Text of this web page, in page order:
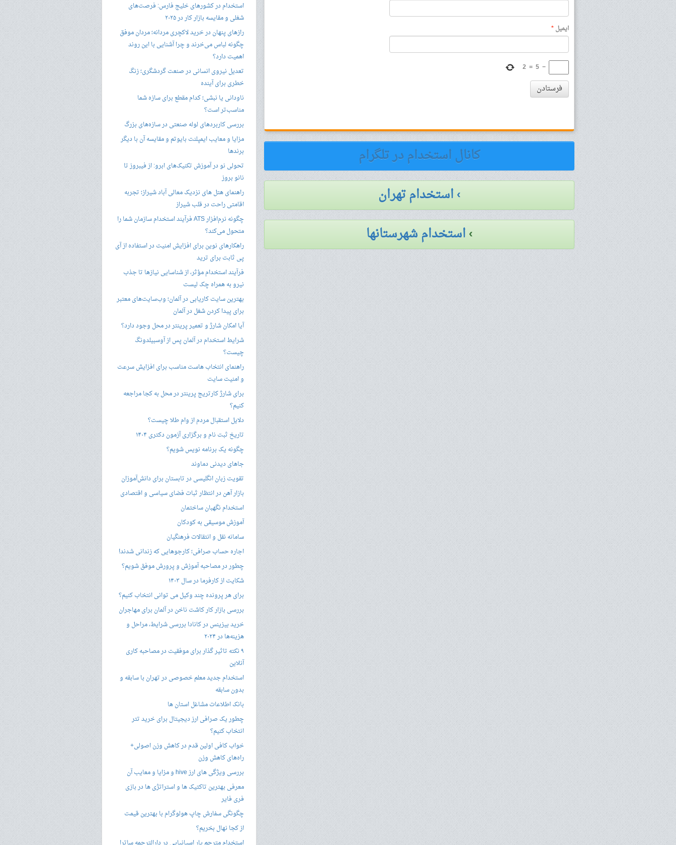
ایمیل*
−
5
=
2
فرستادن
کانال استخدام در تلگرام
› استخدام تهران
›استخدام شهرستانها
استخدام در کشورهای خلیج فارس: فرصت‌های
شغلی و مقایسه بازار کار در ۲۰۲۵
رازهای پنهان در خرید لاکچری مردانه؛ مردان موفق
چگونه لباس می‌خرند و چرا آشنایی با این روند
اهمیت دارد؟
تعدیل نیروی انسانی در صنعت گردشگری؛ زنگ
خطری برای آینده
ناودانی یا نبشی؛ کدام مقطع برای سازه شما
مناسب‌تر است؟
بررسی کاربردهای لوله صنعتی در سازه‌های بزرگ
مزایا و معایب ایمپلنت بایوتم و مقایسه آن با دیگر
برندها
تحولی نو در آموزش تکنیک‌های ابرو: از فیبروز تا
نانو بروز
راهنمای هتل های نزدیک معالی آباد شیراز؛ تجربه
اقامتی راحت در قلب شیراز
چگونه نرم‌افزار ATS فرآیند استخدام سازمان شما را
متحول می‌کند؟
راهکارهای نوین برای افزایش امنیت در استفاده از آی
پی ثابت برای ترید
فرآیند استخدام مؤثر، از شناسایی نیازها تا جذب
نیرو به همراه چک لیست
بهترین سایت کاریابی در آلمان؛ وب‌سایت‌های معتبر
برای پیدا کردن شغل در آلمان
آیا امکان شارژ و تعمیر پرینتر در محل وجود دارد؟
شرایط استخدام در آلمان پس از آوسبیلدونگ
چیست؟
راهنمای انتخاب هاست مناسب برای افزایش سرعت
و امنیت سایت
برای شارژ کارتریج پرینتر در محل به کجا مراجعه
کنیم؟
دلایل استقبال مردم از وام طلا چیست؟
تاریخ ثبت نام و برگزاری آزمون دکتری ۱۴۰۴
چگونه یک برنامه نویس شویم؟
جاهای دیدنی دماوند
تقویت زبان انگلیسی در تابستان برای دانش‌آموزان
بازار آهن در انتظار ثبات فضای سیاسی و اقتصادی
استخدام نگهبان ساختمان
آموزش موسیقی به کودکان
سامانه نقل و انتقالات فرهنگیان
اجاره حساب صرافی؛ کارجوهایی که زندانی شدند!
چطور در مصاحبه‌ آموزش و پرورش موفق شویم؟
شکایت از کارفرما در سال ۱۴۰۳
برای هر پرونده چند وکیل می توانی انتخاب کنیم؟
بررسی بازار کار کاشت ناخن در آلمان برای مهاجران
خرید بیزینس در کانادا بررسی شرایط، مراحل و
هزینه‌ها در ۲۰۲۴
۹ نکته تاثیر گذار برای موفقیت در مصاحبه کاری
آنلاین
استخدام جدید معلم خصوصی در تهران با سابقه و
بدون سابقه
بانک اطلاعات مشاغل استان ها
چطور یک صرافی ارز دیجیتال برای خرید تتر
انتخاب کنیم؟
خواب کافی اولین قدم در کاهش وزن اصولی+
راه‌های کاهش وزن
بررسی ویژگی های ارز hive و مزایا و معایب آن
معرفی بهترین تاکتیک ها و استراتژی ها در بازی
فری فایر
چگونگی سفارش چاپ هولوگرام با بهترین قیمت
از کجا نهال بخریم؟